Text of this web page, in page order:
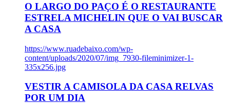
O LARGO DO PAÇO É O RESTAURANTE
ESTRELA MICHELIN QUE O VAI BUSCAR
A CASA
https://www.ruadebaixo.com/wp-
content/uploads/2020/07/img_7930-fileminimizer-1-
335x256.jpg
VESTIR A CAMISOLA DA CASA RELVAS
POR UM DIA